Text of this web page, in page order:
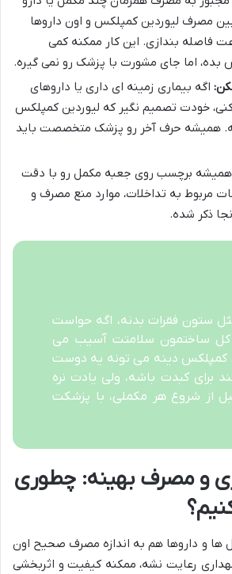
مصرف لیوردین کمپلکس و اون داروها
۲ تا ۳ ساعت فاصله بندازی. این کار ممکنه کمی
بده، اما جای مشورت با پزشک رو نمی گیره.
اگه بیماری زمینه ای داری یا داروهای
خودت تصمیم نگیر که لیوردین کمپلکس
همیشه حرف آخر رو پزشک متخصصت باید
همیشه برچسب روی جعبه مکمل رو با دقت
مربوط به تداخلات، موارد منع مصرف و
ذکر شده.
ستون فقرات بدنه، اگه حواست
کل ساختمون سلامتت آسیب می
کمپلکس دینه می تونه یه دوست
برای کبدت باشه، ولی یادت نره
از شروع هر مکملی، با پزشکت
و مصرف بهینه: چطوری
ها و داروها هم به اندازه مصرف صحیح اون
رعایت نشه، ممکنه کیفیت و اثربخشی